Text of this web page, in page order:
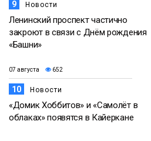
9 Новости
Ленинский проспект частично
закроют в связи с Днём рождения
«Башни»
07 августа 652
10 Новости
«Домик Хоббитов» и «Самолёт в
облаках» появятся в Кайеркане